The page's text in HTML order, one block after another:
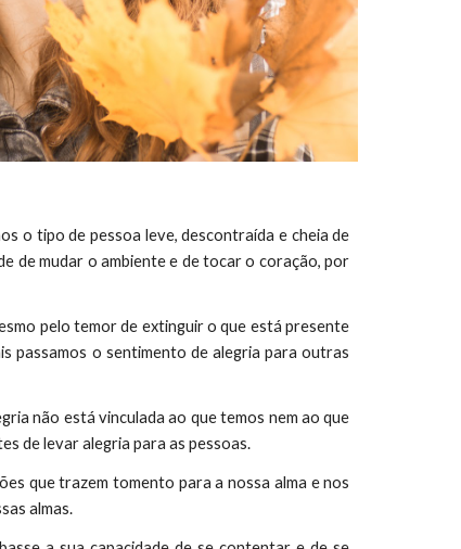
o tipo de pessoa leve, descontraída e cheia de
de mudar o ambiente e de tocar o coração, por
pelo temor de extinguir o que está presente
passamos o sentimento de alegria para outras
não está vinculada ao que temos nem ao que
de levar alegria para as pessoas.
que trazem tomento para a nossa alma e nos
almas.